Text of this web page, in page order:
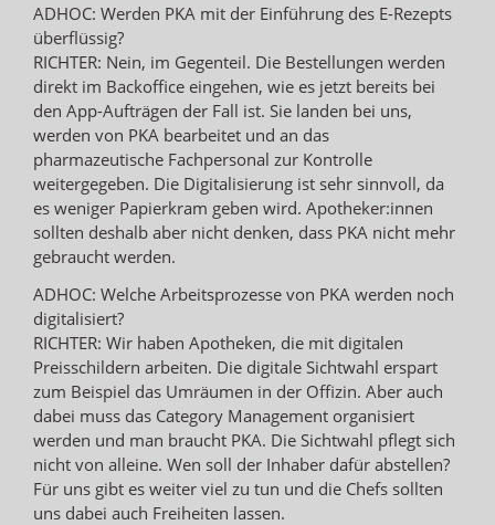
ADHOC: Werden PKA mit der Einführung des E-Rezepts
überflüssig?
RICHTER: Nein, im Gegenteil. Die Bestellungen werden
direkt im Backoffice eingehen, wie es jetzt bereits bei
den App-Aufträgen der Fall ist. Sie landen bei uns,
werden von PKA bearbeitet und an das
pharmazeutische Fachpersonal zur Kontrolle
weitergegeben. Die Digitalisierung ist sehr sinnvoll, da
es weniger Papierkram geben wird. Apotheker:innen
sollten deshalb aber nicht denken, dass PKA nicht mehr
gebraucht werden.
ADHOC: Welche Arbeitsprozesse von PKA werden noch
digitalisiert?
RICHTER: Wir haben Apotheken, die mit digitalen
Preisschildern arbeiten. Die digitale Sichtwahl erspart
zum Beispiel das Umräumen in der Offizin. Aber auch
dabei muss das Category Management organisiert
werden und man braucht PKA. Die Sichtwahl pflegt sich
nicht von alleine. Wen soll der Inhaber dafür abstellen?
Für uns gibt es weiter viel zu tun und die Chefs sollten
uns dabei auch Freiheiten lassen.